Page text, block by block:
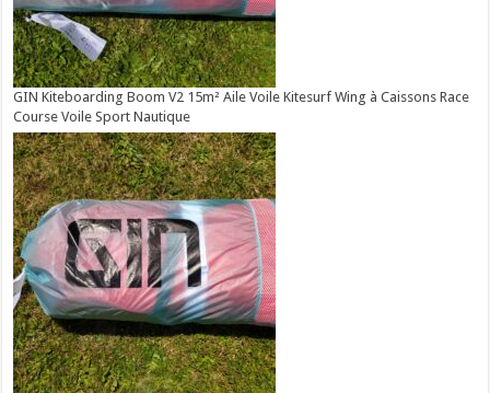
GIN Kiteboarding Boom V2 15m² Aile Voile Kitesurf Wing à Caissons Race
Course Voile Sport Nautique